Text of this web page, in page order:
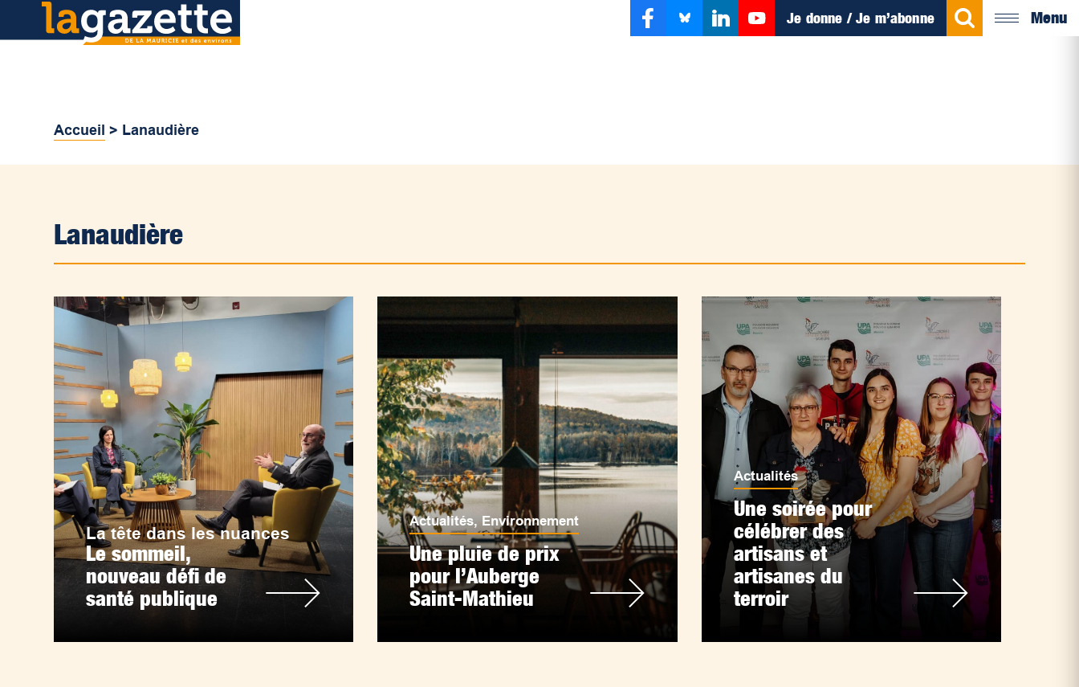
Je donne / Je m’abonne Menu
Accueil > Lanaudière
Lanaudière
La tête dans les nuances
Le sommeil,
nouveau défi de
santé publique
Actualités, Environnement
Une pluie de prix
pour l’Auberge
Saint-Mathieu
Actualités
Une soirée pour
célébrer des
artisans et
artisanes du
terroir